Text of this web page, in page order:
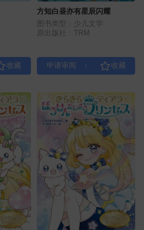
方知白昼亦有星辰闪耀
图书类型：少儿文学
原出版社：TRM